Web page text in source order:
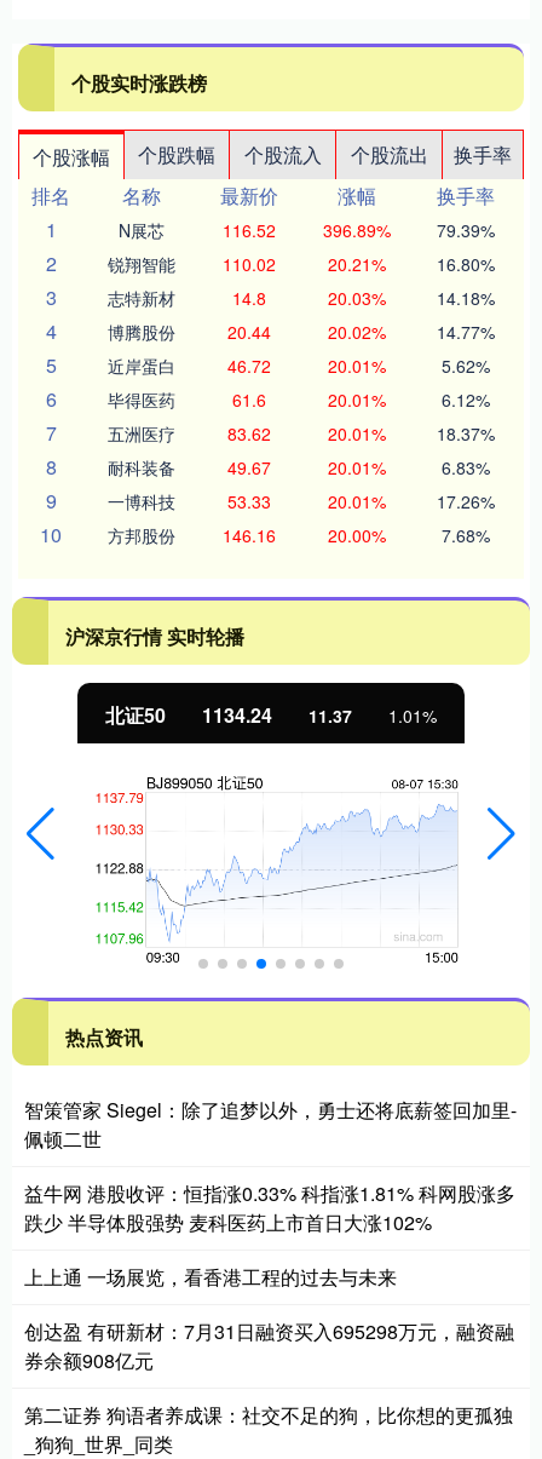
个股实时涨跌榜
个股涨幅 个股跌幅 个股流入 个股流出
换手率
排名
名称 最新价 涨幅
换手率
1
N展芯 116.52 396.89% 79.39%
2 锐翔智能 110.02 20.21% 16.80%
3 志特新材 14.8 20.03% 14.18%
4 博腾股份 20.44 20.02% 14.77%
5 近岸蛋白 46.72 20.01% 5.62%
6 毕得医药 61.6 20.01% 6.12%
7 五洲医疗 83.62 20.01% 18.37%
8 耐科装备 49.67 20.01% 6.83%
9 一博科技 53.33 20.01% 17.26%
10 方邦股份 146.16 20.00% 7.68%
沪深京行情 实时轮播
北证50 1134.24 11.37 1.01%
热点资讯
智策管家 Siegel：除了追梦以外，勇士还将底薪签回加里-
佩顿二世
益牛网 港股收评：恒指涨0.33% 科指涨1.81% 科网股涨多
跌少 半导体股强势 麦科医药上市首日大涨102%
上上通 一场展览，看香港工程的过去与未来
创达盈 有研新材：7月31日融资买入695298万元，融资融
券余额908亿元
第二证券 狗语者养成课：社交不足的狗，比你想的更孤独
_狗狗_世界_同类